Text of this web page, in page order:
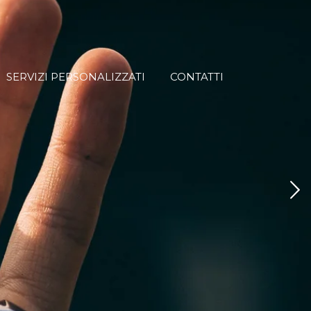
SERVIZI PERSONALIZZATI CONTATTI